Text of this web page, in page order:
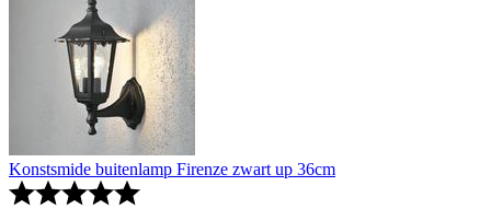
Konstsmide buitenlamp Firenze zwart up 36cm